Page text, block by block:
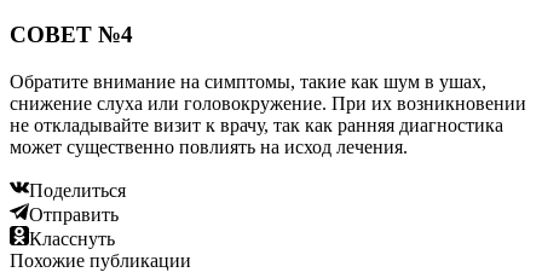
СОВЕТ №4
Обратите внимание на симптомы, такие как шум в ушах,
снижение слуха или головокружение. При их возникновении
не откладывайте визит к врачу, так как ранняя диагностика
может существенно повлиять на исход лечения.
Поделиться
Отправить
Класснуть
Похожие публикации